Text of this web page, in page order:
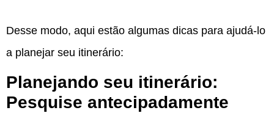
Desse modo, aqui estão algumas dicas para ajudá-lo
a planejar seu itinerário:
Planejando seu itinerário:
Pesquise antecipadamente